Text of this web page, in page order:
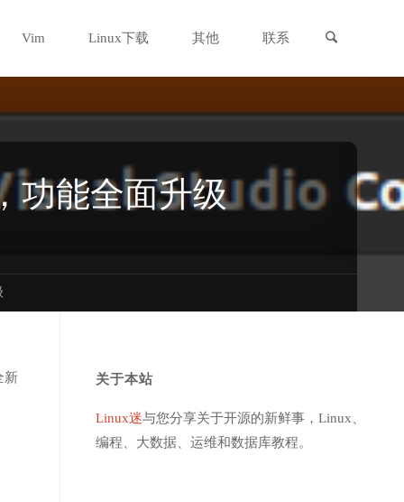
Vim Linux下载 其他 联系
功能全面升级
新 关于本站
Linux迷与您分享关于开源的新鲜事，Linux、
编程、大数据、运维和数据库教程。